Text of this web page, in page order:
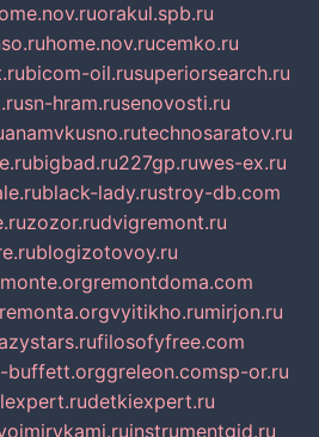
orakul.spb.ru
home.nov.rucemko.ru
bicom-oil.rusuperiorsearch.ru
sn-hram.rusenovosti.ru
anamvkusno.rutechnosaratov.ru
bigbad.ru227gp.ruwes-ex.ru
black-lady.rustroy-db.com
zozor.rudvigremont.ru
blogizotovoy.ru
remontdoma.com
vyitikho.rumirjon.ru
filosofyfree.com
buffett.orggreleon.comsp-or.ru
detkiexpert.ru
instrumentgid.ru